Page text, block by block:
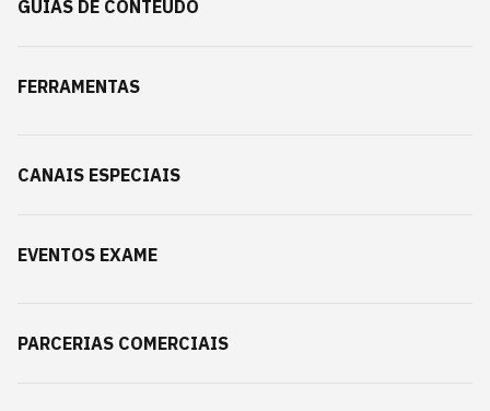
GUIAS DE CONTEÚDO
FERRAMENTAS
CANAIS ESPECIAIS
EVENTOS EXAME
PARCERIAS COMERCIAIS